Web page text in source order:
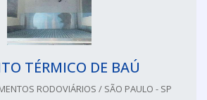
TÉRMICO DE BAÚ
RODOVIÁRIOS / SÃO PAULO - SP